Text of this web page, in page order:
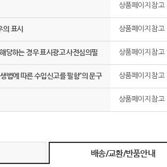
상품페이지 참고
표시 상품페이지 참고
당하는 경우 표시광고 사전심의필 상품페이지 참고
법에 따른 수입신고를 필함”의 문구 상품페이지 참고
상품페이지 참고
배송/교환/반품안내